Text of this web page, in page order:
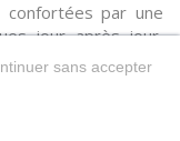
confortées par une
jour après jour,
qualité et à la
apportées à nos
sans accepter